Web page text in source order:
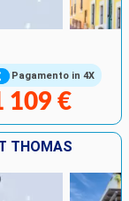
Pagamento in 4X
109 €
THOMAS